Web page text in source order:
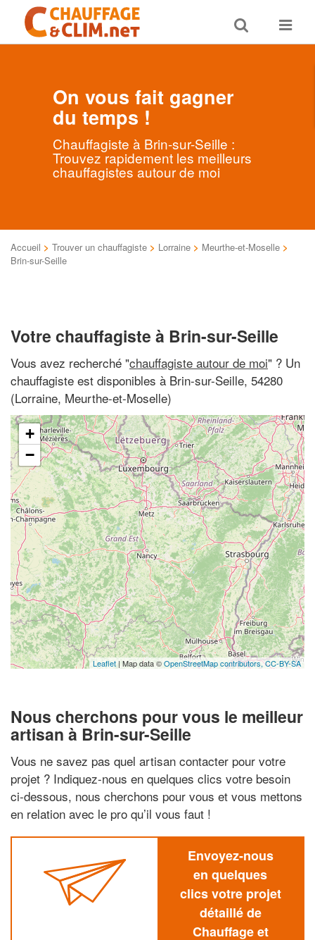
Toggle
search
Toggle
On vous fait gagner
du temps !
Chauffagiste à Brin-sur-Seille :
Trouvez rapidement les meilleurs
chauffagistes autour de moi
Accueil > Trouver un chauffagiste > Lorraine > Meurthe-et-Moselle >
Brin-sur-Seille
Votre chauffagiste à Brin-sur-Seille
Vous avez recherché "chauffagiste autour de moi" ? Un
chauffagiste est disponibles à Brin-sur-Seille, 54280
(Lorraine, Meurthe-et-Moselle)
+
−
Leaflet | Map data ©OpenStreetMap contributors,CC-BY-SA
Nous cherchons pour vous le meilleur
artisan à Brin-sur-Seille
Vous ne savez pas quel artisan contacter pour votre
projet ? Indiquez-nous en quelques clics votre besoin
ci-dessous, nous cherchons pour vous et vous mettons
en relation avec le pro qu’il vous faut !
Envoyez-nous
en quelques
clics votre projet
détaillé de
Chauffage et